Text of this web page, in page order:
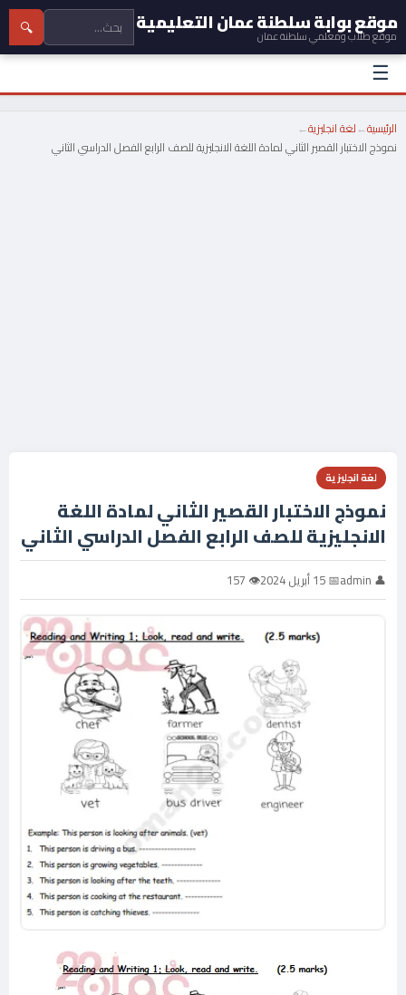
موقع بوابة سلطنة عمان التعليمية
موقع طلاب ومعلمي سلطنة عمان 🔍
☰
الرئيسية←لغة انجليزية←
نموذج الاختبار القصير الثاني لمادة اللغة الانجليزية للصف الرابع الفصل الدراسي الثاني
لغة انجليزية
نموذج الاختبار القصير الثاني لمادة اللغة
الانجليزية للصف الرابع الفصل الدراسي الثاني
👤 admin 📅 15 أبريل 2024 👁 157